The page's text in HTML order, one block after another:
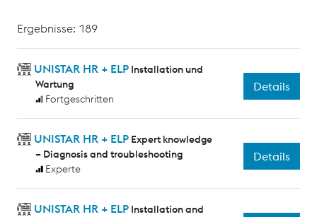
Ergebnisse: 189
UNISTAR HR + ELP Installation und
Wartung
Fortgeschritten
Details
UNISTAR HR + ELP Expert knowledge
– Diagnosis and troubleshooting
Experte
Details
UNISTAR HR + ELP Installation and